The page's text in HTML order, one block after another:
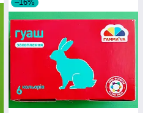
–16%